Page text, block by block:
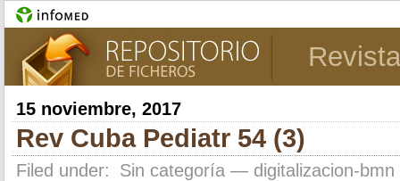
15 noviembre, 2017
Rev Cuba Pediatr 54 (3)
Filed under: Sin categoría— digitalizacion-bmn